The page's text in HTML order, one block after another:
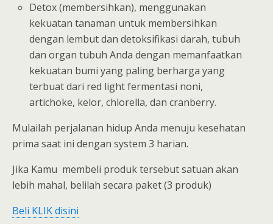
Detox (membersihkan), menggunakan
kekuatan tanaman untuk membersihkan
dengan lembut dan detoksifikasi darah, tubuh
dan organ tubuh Anda dengan memanfaatkan
kekuatan bumi yang paling berharga yang
terbuat dari red light fermentasi noni,
artichoke, kelor, chlorella, dan cranberry.
Mulailah perjalanan hidup Anda menuju kesehatan
prima saat ini dengan system 3 harian.
Jika Kamu membeli produk tersebut satuan akan
lebih mahal, belilah secara paket (3 produk)
Beli KLIK disini